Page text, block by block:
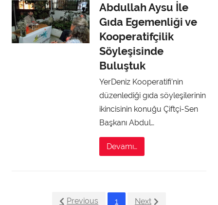
Abdullah Aysu İle
Gıda Egemenliği ve
Kooperatifçilik
Söyleşisinde
Buluştuk
YerDeniz Kooperatifi’nin
düzenlediği gıda söyleşilerinin
ikincisinin konuğu Çiftçi-Sen
Başkanı Abdul…
Devamı…
Previous 1 Next